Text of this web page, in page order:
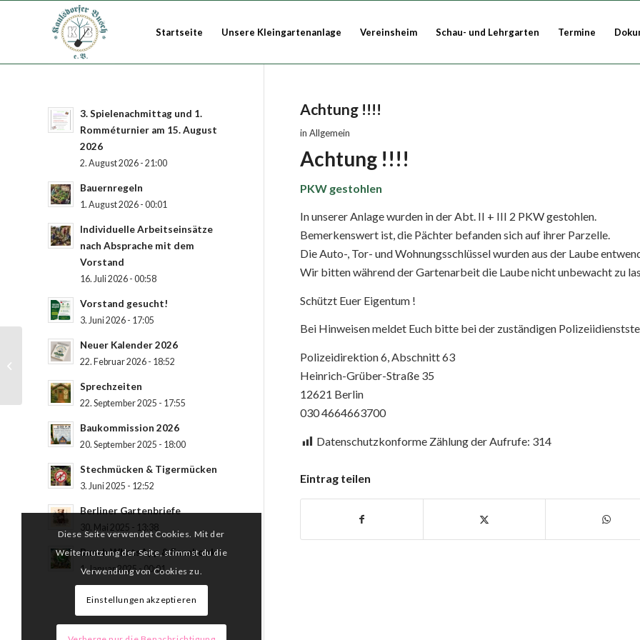
Startseite Unsere Kleingartenanlage Vereinsheim Schau- und Lehrgarten Termine
Achtung !!!!
in Allgemein
Achtung !!!!
PKW gestohlen
In unserer Anlage wurden in der Abt. II + III 2 PKW gestohlen.
Bemerkenswert ist, die Pächter befanden sich auf ihrer Parzelle.
Die Auto-, Tor- und Wohnungsschlüssel wurden aus der Laube
Wir bitten während der Gartenarbeit die Laube nicht unbewacht zu
Schützt Euer Eigentum !
Bei Hinweisen meldet Euch bitte bei der zuständigen
Polizeidirektion 6, Abschnitt 63
Heinrich-Grüber-Straße 35
12621 Berlin
030 4664663700
Datenschutzkonforme Zählung der Aufrufe: 314
Eintrag teilen
3. Spielenachmittag und 1.
Romméturnier am 15. August
2026
2. August 2026 - 21:00
Bauernregeln
1. August 2026 - 00:01
Individuelle Arbeitseinsätze
nach Absprache mit dem
Vorstand
16. Juli 2026 - 00:58
Vorstand gesucht!
3. Juni 2026 - 17:05
Neuer Kalender 2026
22. Februar 2026 - 18:52
Sprechzeiten
22. September 2025 - 17:55
Baukommission 2026
20. September 2025 - 18:00
Stechmücken & Tigermücken
3. Juni 2025 - 12:52
Berliner Gartenbriefe
30. Mai 2025 - 13:38
Busch WhatsApp & Facebook
1. Januar 2025 - 00:01
Hundekot
Diese Seite verwendet Cookies. Mit der
Weiternutzung der Seite, stimmst du die
Verwendung von Cookies zu.
Einstellungen akzeptieren